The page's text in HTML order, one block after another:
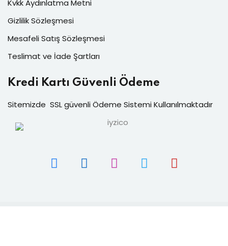
Kvkk Aydınlatma Metni
Gizlilik Sözleşmesi
Mesafeli Satış Sözleşmesi
Teslimat ve İade Şartları
Kredi Kartı Güvenli Ödeme
Sitemizde SSL güvenli Ödeme Sistemi Kullanılmaktadır